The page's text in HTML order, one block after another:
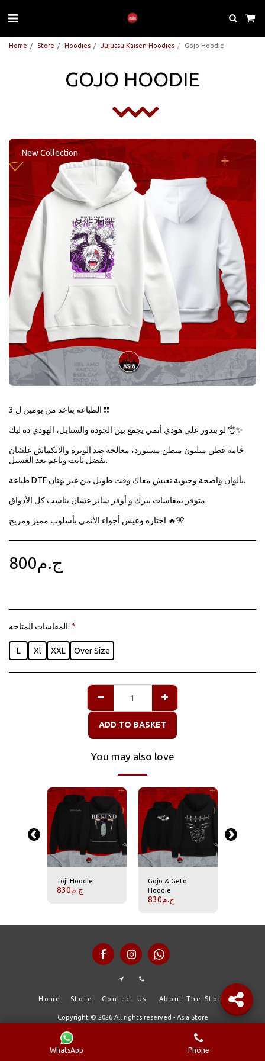
Home Store Hoodies Jujutsu Kaisen Hoodies Gojo Hoodie
GOJO HOODIE
New Collection
الطباعه بتاخد من يومين ل 3 ❗❗
لو بتدور على هودي أنمي يجمع بين الجودة والستايل، الهودي ده ليك 👌✨
خامة قطن ميلتون مبطن مستورد، معالجة ضد الوبرة والانكماش علشان
يفضل ثابت وناعم بعد الغسيل.
طباعة DTF بألوان واضحة وحيوية تعيش معاك وقت طويل من غير بهتان.
متوفر بمقاسات بيزك و أوفر سايز عشان يناسب كل الأذواق.
اختاره وعيش أجواء الأنمي بأسلوب مميز ومريح 🔥🎌
ج.م800
المقاسات المتاحه: *
L Xl XXL Over Size
ADD TO BASKET
You may also love
Toji Hoodie
ج.م830
Gojo & Geto
Hoodie
ج.م830
Home Store Contact Us About The Store
Copyright © 2026 All rights reserved - Asia Store
WhatsApp Phone